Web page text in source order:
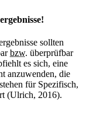
sollten
bzw. überprüfbar
es sich, eine
anzuwenden, die
für Spezifisch,
(Ulrich, 2016).